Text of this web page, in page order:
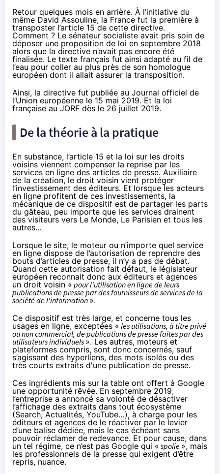
Retour quelques mois en arrière. À l’initiative du
même David Assouline, la France fut la première à
transposter l’article 15 de cette directive.
Comment ? Le sénateur socialiste avait pris soin de
déposer une proposition de loi en septembre 2018
alors que la directive n’avait pas encore été
finalisée. Le texte français fut ainsi adapté au fil de
l’eau pour coller au plus près de son homologue
européen dont il allait assurer la transposition.
Ainsi, la directive fut publiée au Journal officiel de
l’Union européenne le 15 mai 2019. Et la loi
française au JORF dès le 26 juillet 2019.
De la théorie à la pratique
En substance, l’article 15 et la loi sur les droits
voisins viennent compenser la reprise par les
services en ligne des articles de presse. Auxiliaire
de la création, le droit voisin vient protéger
l’investissement des éditeurs. Et lorsque les acteurs
en ligne profitent de ces investissements, la
mécanique de ce dispositif est de partager les parts
du gâteau, peu importe que les services drainent
des visiteurs vers Le Monde, Le Parisien et tous les
autres…
Lorsque le site, le moteur ou n’importe quel service
en ligne dispose de l’autorisation de reprendre des
bouts d’articles de presse, il n’y a pas de débat.
Quand cette autorisation fait défaut, le législateur
européen reconnait donc aux éditeurs et agences
un droit voisin « pour l'utilisation en ligne de leurs
publications de presse par des fournisseurs de services de la
société de l'information ».
Ce dispositif est très large, et concerne tous les
usages en ligne, exceptées « les utilisations, à titre privé
ou non commercial, de publications de presse faites par des
utilisateurs individuels ». Les autres, moteurs et
plateformes compris, sont donc concernés, sauf
s’agissant des hyperliens, des mots isolés ou des
très courts extraits d'une publication de presse.
Ces ingrédients mis sur la table ont offert à Google
une opportunité rêvée. En septembre 2019,
l’entreprise a annoncé sa volonté de désactiver
l’affichage des extraits dans tout écosystème
(Search, Actualités, YouTube…), à charge pour les
éditeurs et agences de le réactiver par le levier
d’une balise dédiée, mais le cas échéant sans
pouvoir réclamer de redevance. Et pour cause, dans
un tel régime, ce n’est pas Google qui « spolie », mais
les professionnels de la presse qui exigent d’être
repris, nuance.